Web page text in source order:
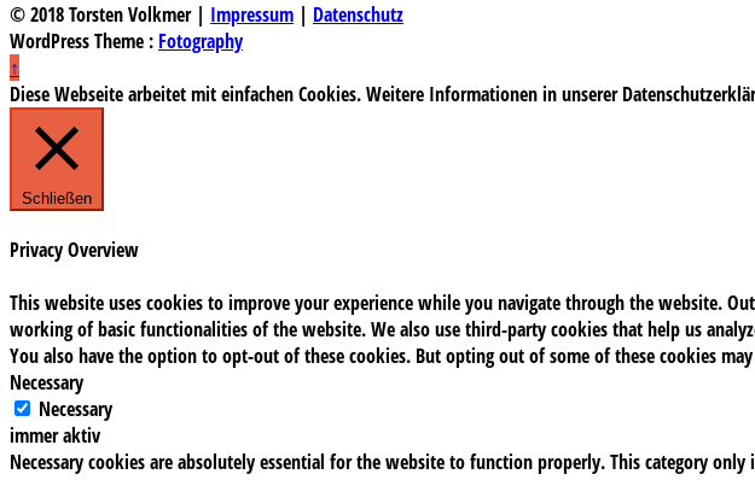
© 2018 Torsten Volkmer | Impressum | Datenschutz
WordPress Theme : Fotography
↑
Diese Webseite arbeitet mit einfachen Cookies. Weitere Informationen in unserer
Schließen
Privacy Overview
This website uses cookies to improve your experience while you navigate through the website.
working of basic functionalities of the website. We also use third-party cookies that help us
You also have the option to opt-out of these cookies. But opting out of some of these cookies
Necessary
Necessary
immer aktiv
Necessary cookies are absolutely essential for the website to function properly. This category